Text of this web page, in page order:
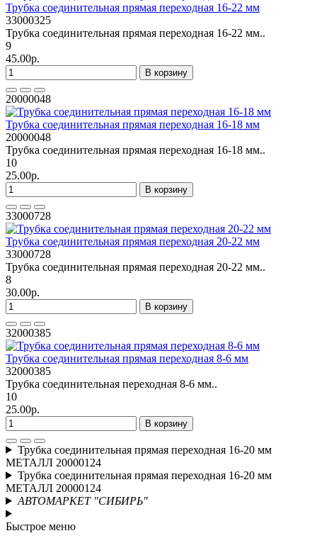
Трубка соединительная прямая переходная 16-22 мм
33000325
Трубка соединительная прямая переходная 16-22 мм..
9
45.00р.
В корзину
20000048
Трубка соединительная прямая переходная 16-18 мм
20000048
Трубка соединительная прямая переходная 16-18 мм..
10
25.00р.
В корзину
33000728
Трубка соединительная прямая переходная 20-22 мм
33000728
Трубка соединительная прямая переходная 20-22 мм..
8
30.00р.
В корзину
32000385
Трубка соединительная прямая переходная 8-6 мм
32000385
Трубка соединительная переходная 8-6 мм..
10
25.00р.
В корзину
Трубка соединительная прямая переходная 16-20 мм
МЕТАЛЛ 20000124
Трубка соединительная прямая переходная 16-20 мм
МЕТАЛЛ 20000124
АВТОМАРКЕТ "СИБИРЬ"
Быстрое меню